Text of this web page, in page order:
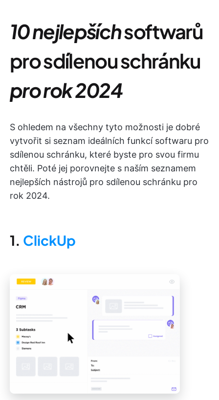
10 nejlepšíchsoftwarů
pro sdílenou schránku
pro rok 2024
S ohledem na všechny tyto možnosti je dobré
vytvořit si seznam ideálních funkcí softwaru pro
sdílenou schránku, které byste pro svou firmu
chtěli. Poté jej porovnejte s naším seznamem
nejlepších nástrojů pro sdílenou schránku pro
rok 2024.
1. ClickUp